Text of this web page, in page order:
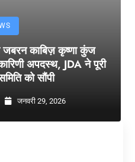
जबरन काबिज़ कृष्णा कुंज
अपदस्थ, JDA ने पूरी
को सौंपी
जनवरी 29, 2026